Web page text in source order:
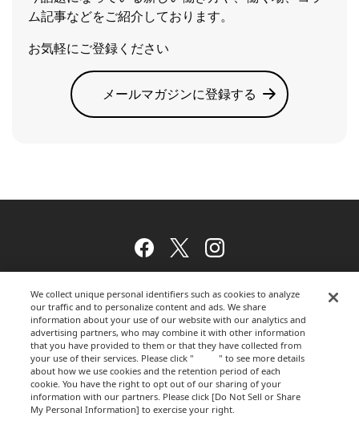
ム記事などをご紹介しております。
お気軽にご登録ください
メールマガジンに登録する
Facebook
TwitterInstagram
ウェブサイトのご利用について
プライバシーポリシー
We collect unique personal identifiers such as cookies to analyze
our traffic and to personalize content and ads. We share
information about your use of our website with our analytics and
advertising partners, who may combine it with other information
that you have provided to them or that they have collected from
your use of their services. Please click "
here" to see more details
about how we use cookies and the retention period of each
cookie. You have the right to opt out of our sharing of your
information with our partners. Please click [Do Not Sell or Share
My Personal Information] to exercise your right.